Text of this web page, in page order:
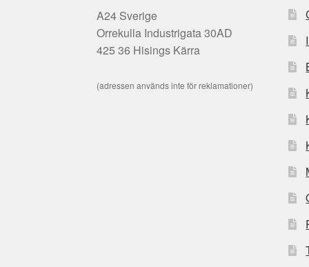
A24 Sverige
Orrekulla Industrigata 30AD
425 36 Hisings Kärra
(adressen används inte för reklamationer)